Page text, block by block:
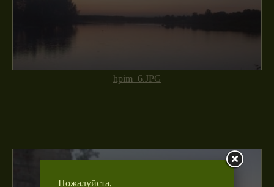
hpim_6.JPG
Пожалуйста,